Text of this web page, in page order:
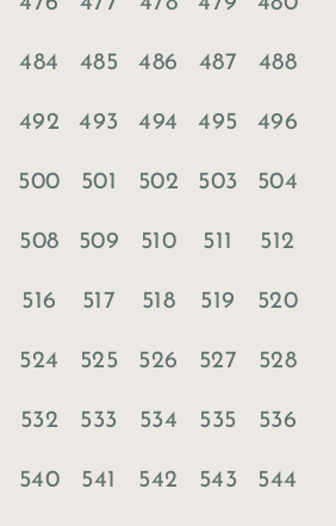
484 485 486 487 488
492 493 494 495 496
500 501 502 503 504
508 509 510 511 512
516 517 518 519 520
524 525 526 527 528
532 533 534 535 536
540 541 542 543 544